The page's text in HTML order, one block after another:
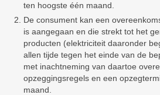
ten hoogste één maand.
De consument kan een
is aangegaan en die strekt tot het
producten (elektriciteit daaronder
allen tijde tegen het einde van de
met inachtneming van daartoe
opzeggingsregels en een
maand.